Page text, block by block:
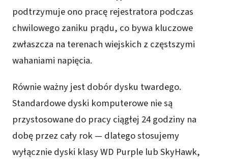
podtrzymuje ono pracę rejestratora podczas
chwilowego zaniku prądu, co bywa kluczowe
zwłaszcza na terenach wiejskich z częstszymi
wahaniami napięcia.
Równie ważny jest dobór dysku twardego.
Standardowe dyski komputerowe nie są
przystosowane do pracy ciągłej 24 godziny na
dobę przez cały rok — dlatego stosujemy
wyłącznie dyski klasy WD Purple lub SkyHawk,